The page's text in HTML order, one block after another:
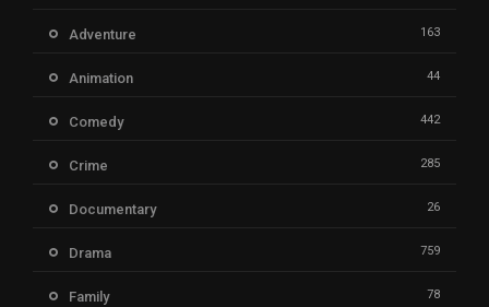
Adventure 163
Animation 44
Comedy 442
Crime 285
Documentary 26
Drama 759
Family 78